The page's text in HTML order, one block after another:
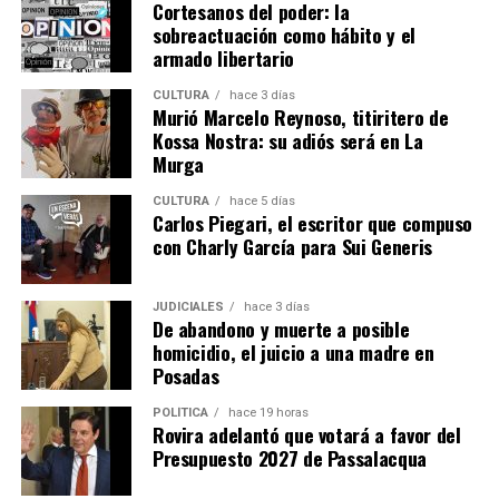
Leiva y Ramírez, cara a cara, durante la declaración de la testigo.
En la continuación de la jornada también declaró
Micaela, la otra hija de la imputada, quien brindó
algunos recuerdos de cómo era la vida con su hermana
durante la época en la que residían en el barrio
Terrazas.
abogados me mostraron unas fotos de cómo estaba todo y fue
traumatizante. Soñé con eso durante años. Nunca imaginé ver
así a mi sobrina
El debate oral continúa mañana y se extenderá hasta el viernes.
Síndrome de Rett
Cortesanos del poder: la
sobreactuación como hábito y el
armado libertario
CULTURA hace 3 días
Murió Marcelo Reynoso, titiritero de
Kossa Nostra: su adiós será en La
Murga
CULTURA hace 5 días
Carlos Piegari, el escritor que compuso
con Charly García para Sui Generis
JUDICIALES hace 3 días
De abandono y muerte a posible
homicidio, el juicio a una madre en
Posadas
POLÍTICA hace 19 horas
Rovira adelantó que votará a favor del
Presupuesto 2027 de Passalacqua